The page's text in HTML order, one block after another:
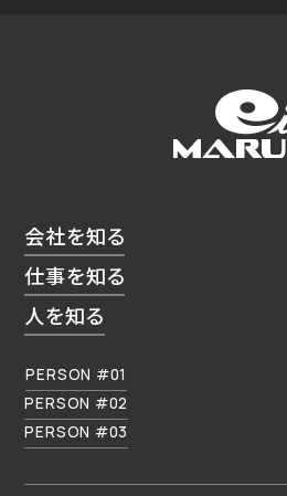
会社を知る
仕事を知る
人を知る
PERSON #01
PERSON #02
PERSON #03